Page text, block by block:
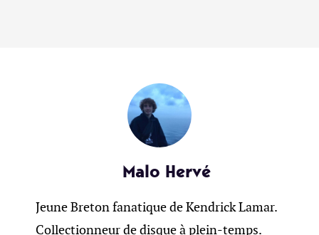
Malo Hervé
Jeune Breton fanatique de Kendrick Lamar.
Collectionneur de disque à plein-temps.